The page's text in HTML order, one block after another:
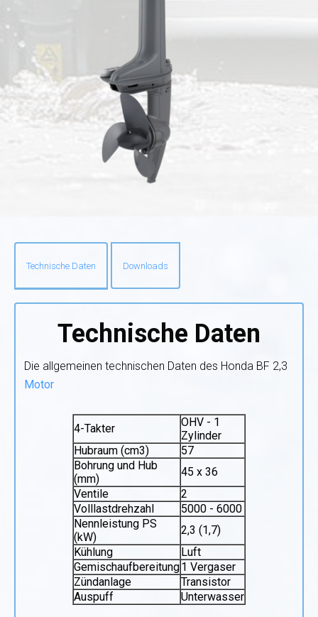
Technische Daten Downloads
Technische Daten
Die allgemeinen technischen Daten des Honda BF 2,3
Motor
4-Takter
OHV - 1
Zylinder
Hubraum (cm3)
57
Bohrung und Hub
(mm)
45 x 36
Ventile
2
Volllastdrehzahl
5000 - 6000
Nennleistung PS
(kW)
2,3 (1,7)
Kühlung
Luft
Gemischaufbereitung1 Vergaser
Zündanlage
Transistor
Auspuff
Unterwasser